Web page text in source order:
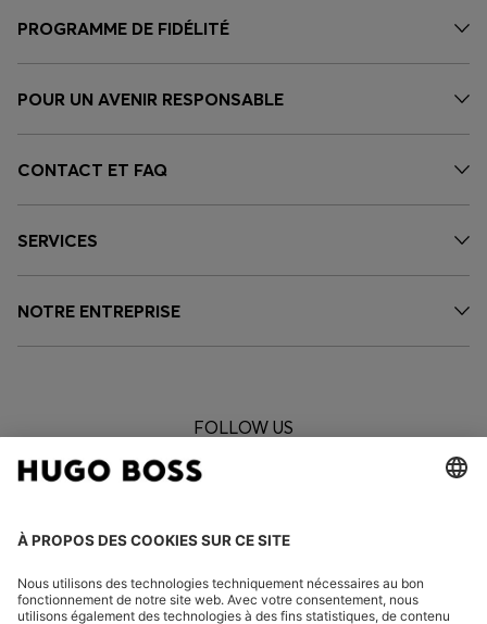
PROGRAMME DE FIDÉLITÉ
POUR UN AVENIR RESPONSABLE
CONTACT ET FAQ
SERVICES
NOTRE ENTREPRISE
FOLLOW US
CHANGER DE PAYS :